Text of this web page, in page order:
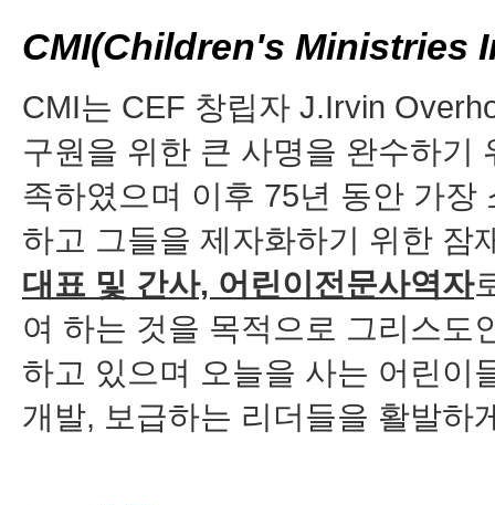
CMI(Children's Ministries
CMI는 CEF 창립자 J.Irvin
구원을 위한 큰 사명을 완수하기
족하였으며 이후 75년 동안 가
하고 그들을 제자화하기 위한 잠
대표 및 간사, 어린이전문사역자
여 하는 것을 목적으로 그리스도
하고 있으며 오늘을 사는 어린이
개발, 보급하는 리더들을 활발하